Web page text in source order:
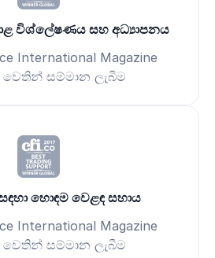
විශ්ලේෂණය සහ අධ්‍යාපනය
International Magazine
වෙතින් සම්මාන ලැබීම
හොඳම වෙළඳ සහාය
International Magazine
වෙතින් සම්මාන ලැබීම